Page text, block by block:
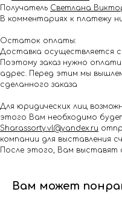
Получатель Светлана
В комментариях к платежу
Остаток оплаты:
Доставка осуществляется
Поэтому заказ нужно
адрес. Перед этим мы
сделанного заказа
Для юридических лиц
этого Вам необходимо
Shar.assorty.vl@yandex.ru
компании для выставления
После этого, Вам
Вам может